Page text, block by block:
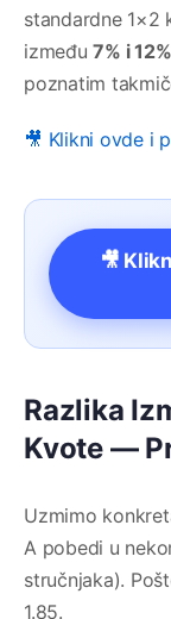
standardne 1×2
između7% i 12%
poznatim
🎥 Klikni ovde i
🎥
Razlika
Kvote —
Uzmimo
A pobedi u
stručnjaka).
1.85.